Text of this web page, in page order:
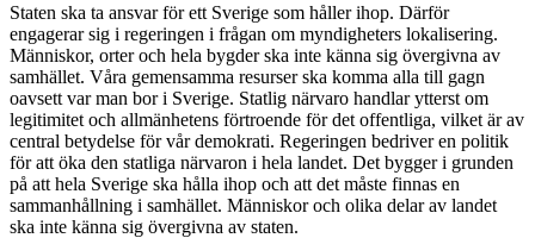
Staten ska ta ansvar för ett Sverige som håller ihop. Därför
engagerar sig i regeringen i frågan om myndigheters lokalisering.
Människor, orter och hela bygder ska inte känna sig övergivna av
samhället. Våra gemensamma resurser ska komma alla till gagn
oavsett var man bor i Sverige. Statlig närvaro handlar ytterst om
legitimitet och allmänhetens förtroende för det offentliga, vilket är av
central betydelse för vår demokrati. Regeringen bedriver en politik
för att öka den statliga närvaron i hela landet. Det bygger i grunden
på att hela Sverige ska hålla ihop och att det måste finnas en
sammanhållning i samhället. Människor och olika delar av landet
ska inte känna sig övergivna av staten.